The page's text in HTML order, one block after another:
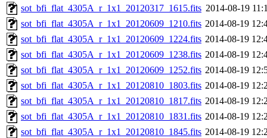
sot_bfi_flat_4305A_r_1x1_20120317_1615.fits 2014-08-19
sot_bfi_flat_4305A_r_1x1_20120609_1210.fits 2014-08-19
sot_bfi_flat_4305A_r_1x1_20120609_1224.fits 2014-08-19
sot_bfi_flat_4305A_r_1x1_20120609_1238.fits 2014-08-19
sot_bfi_flat_4305A_r_1x1_20120609_1252.fits 2014-08-19
sot_bfi_flat_4305A_r_1x1_20120810_1803.fits 2014-08-19
sot_bfi_flat_4305A_r_1x1_20120810_1817.fits 2014-08-19
sot_bfi_flat_4305A_r_1x1_20120810_1831.fits 2014-08-19
sot_bfi_flat_4305A_r_1x1_20120810_1845.fits 2014-08-19